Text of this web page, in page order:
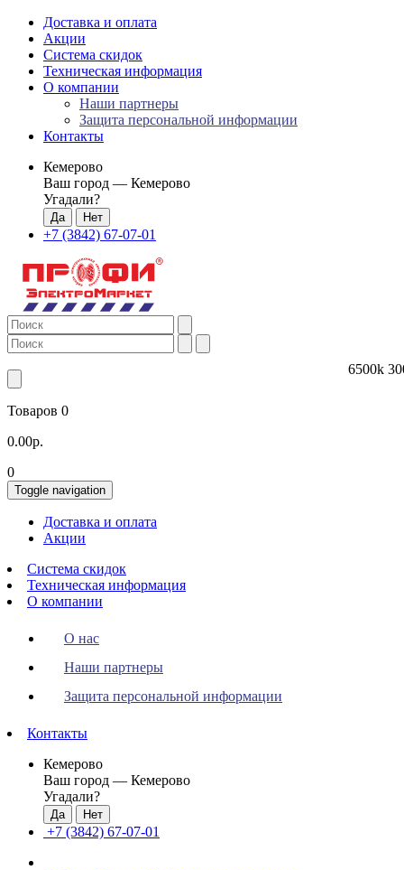
Доставка и оплата
Акции
Система скидок
Техническая информация
О компании
Наши партнеры
Защита персональной информации
Контакты
Кемерово
Ваш город — Кемерово
Угадали?
+7 (3842) 67-07-01
Товаров 0
0.00р.
0
Toggle navigation
Доставка и оплата
Акции
Система скидок
Техническая информация
О компании
О нас
Наши партнеры
Защита персональной информации
Контакты
Кемерово
Ваш город — Кемерово
Угадали?
+7 (3842) 67-07-01
6500k